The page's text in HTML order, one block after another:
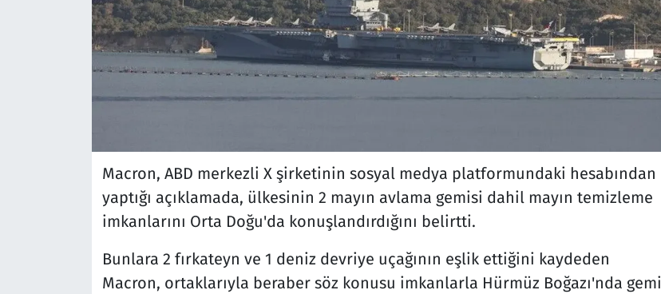
Macron, ABD merkezli X şirketinin sosyal medya platformundaki hesabından
yaptığı açıklamada, ülkesinin 2 mayın avlama gemisi dahil mayın temizleme
imkanlarını Orta Doğu'da konuşlandırdığını belirtti.
Bunlara 2 fırkateyn ve 1 deniz devriye uçağının eşlik ettiğini kaydeden
Macron, ortaklarıyla beraber söz konusu imkanlarla Hürmüz Boğazı'nda gemi